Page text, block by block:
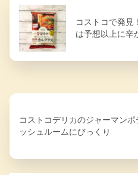
コストコで発見
は予想以上に辛
コストコデリカのジャーマン
ッシュルームにびっくり